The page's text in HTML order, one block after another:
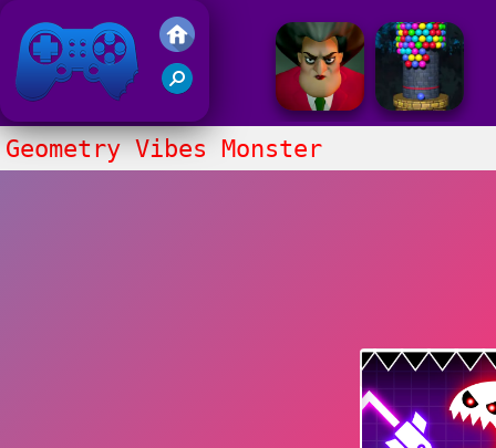
Gry Friv 5
Geometry Vibes Monster